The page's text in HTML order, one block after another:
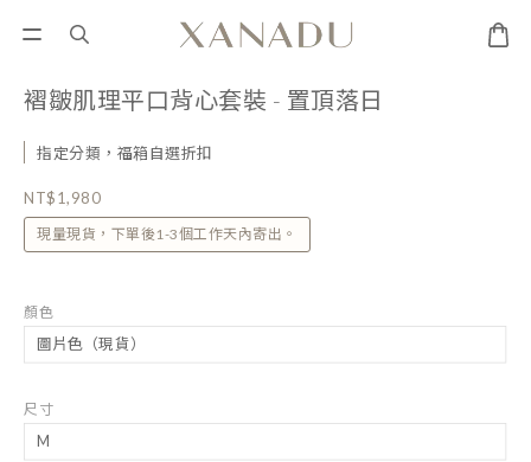
褶皺肌理平口背心套裝 - 置頂落日
指定分類，福箱自選折扣
NT$1,980
現量現貨，下單後1-3個工作天內寄出。
顏色
尺寸